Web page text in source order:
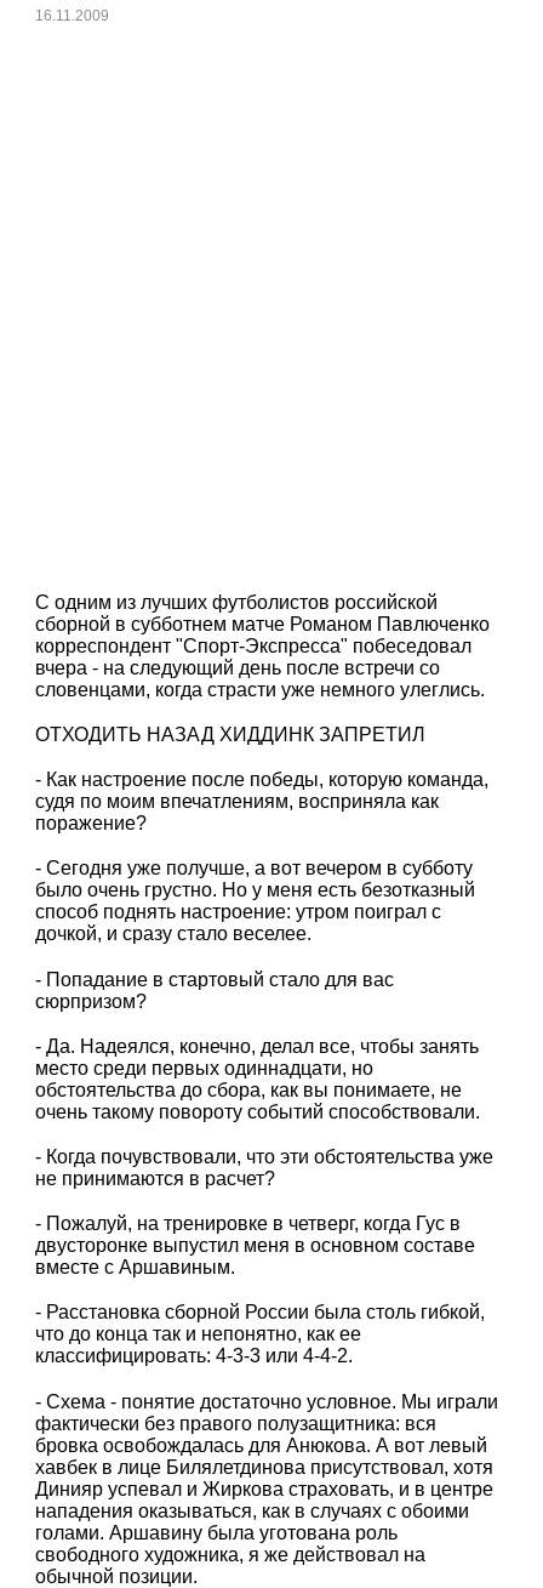
16.11.2009
С одним из лучших футболистов российской
сборной в субботнем матче Романом Павлюченко
корреспондент "Спорт-Экспресса" побеседовал
вчера - на следующий день после встречи со
словенцами, когда страсти уже немного улеглись.
ОТХОДИТЬ НАЗАД ХИДДИНК ЗАПРЕТИЛ
- Как настроение после победы, которую команда,
судя по моим впечатлениям, восприняла как
поражение?
- Сегодня уже получше, а вот вечером в субботу
было очень грустно. Но у меня есть безотказный
способ поднять настроение: утром поиграл с
дочкой, и сразу стало веселее.
- Попадание в стартовый стало для вас
сюрпризом?
- Да. Надеялся, конечно, делал все, чтобы занять
место среди первых одиннадцати, но
обстоятельства до сбора, как вы понимаете, не
очень такому повороту событий способствовали.
- Когда почувствовали, что эти обстоятельства уже
не принимаются в расчет?
- Пожалуй, на тренировке в четверг, когда Гус в
двусторонке выпустил меня в основном составе
вместе с Аршавиным.
- Расстановка сборной России была столь гибкой,
что до конца так и непонятно, как ее
классифицировать: 4-3-3 или 4-4-2.
- Схема - понятие достаточно условное. Мы играли
фактически без правого полузащитника: вся
бровка освобождалась для Анюкова. А вот левый
хавбек в лице Билялетдинова присутствовал, хотя
Динияр успевал и Жиркова страховать, и в центре
нападения оказываться, как в случаях с обоими
голами. Аршавину была уготована роль
свободного художника, я же действовал на
обычной позиции.